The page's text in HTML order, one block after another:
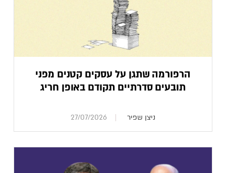
הרפורמה שתגן על עסקים קטנים מפני
תובעים סדרתיים תקודם באופן חריג
ניצן שפיר 27/07/2026